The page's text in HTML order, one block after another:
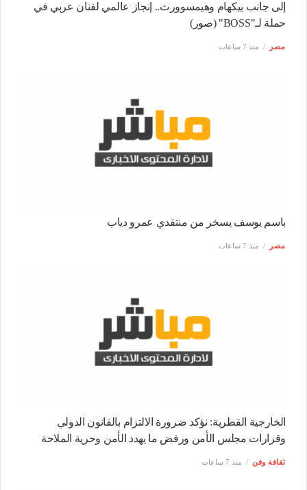
إلى جانب بيكهام وهيمسوورث.. إنجاز عالمي لفنان عربي في
حملة لـ"BOSS" (صور)
مصر منذ 7 ساعات
باسم يوسف يسخر من منتقدي عمرو دياب
مصر منذ 7 ساعات
الخارجية القطرية: نؤكد ضرورة الالتزام بالقانون الدولي
وقرارات مجلس الأمن ورفض ما يهدد الأمن وحرية الملاحة
ثقافة وفن منذ 7 ساعات